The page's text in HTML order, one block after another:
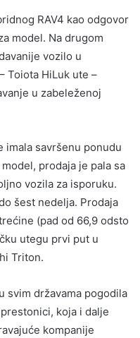
RAV4 kao odgovor
model. Na drugom
vozilo u
Toiota HiLuk ute –
u zabeleženoj
imala savršenu ponudu
prodaja je pala sa
vozila za isporuku.
šest nedelja. Prodaja
(pad od 66,9 odsto
utegu prvi put u
Triton.
svim državama pogodila
koja i dalje
kompanije